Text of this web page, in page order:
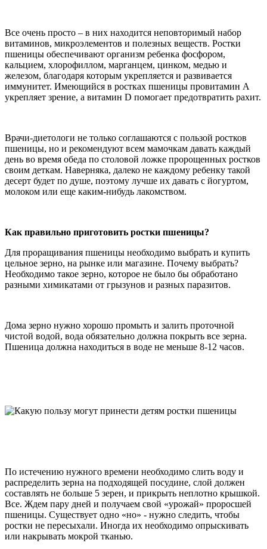
Все очень просто – в них находится неповторимый набор
витаминов, микроэлементов и полезных веществ. Ростки
пшеницы обеспечивают организм ребенка фосфором,
кальцием, хлорофиллом, марганцем, цинком, медью и
железом, благодаря которым укрепляется и развивается
иммунитет. Имеющийся в ростках пшеницы провитамин A
укрепляет зрение, а витамин D помогает предотвратить рахит.
Врачи-диетологи не только соглашаются с пользой ростков
пшеницы, но и рекомендуют всем мамочкам давать каждый
день во время обеда по столовой ложке пророщенных ростков
своим деткам. Наверняка, далеко не каждому ребенку такой
десерт будет по душе, поэтому лучше их давать с йогуртом,
молоком или еще каким-нибудь лакомством.
Как правильно приготовить ростки пшеницы?
Для проращивания пшеницы необходимо выбрать и купить
цельное зерно, на рынке или магазине. Почему выбрать?
Необходимо такое зерно, которое не было бы обработано
разными химикатами от грызунов и разных паразитов.
Дома зерно нужно хорошо промыть и залить проточной
чистой водой, вода обязательно должна покрыть все зерна.
Пшеница должна находиться в воде не меньше 8-12 часов.
По истечению нужного времени необходимо слить воду и
распределить зерна на подходящей посудине, слой должен
составлять не больше 5 зерен, и прикрыть неплотно крышкой.
Все. Ждем пару дней и получаем свой «урожай» проросшей
пшеницы. Существует одно «но» - нужно следить, чтобы
ростки не пересыхали. Иногда их необходимо опрыскивать
или накрывать мокрой тканью.